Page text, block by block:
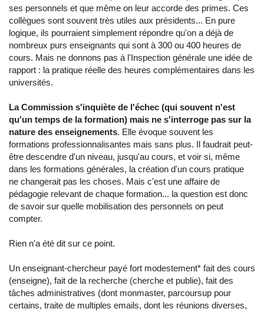
ses personnels et que même on leur accorde des primes. Ces
collègues sont souvent très utiles aux présidents... En pure
logique, ils pourraient simplement répondre qu'on a déjà de
nombreux purs enseignants qui sont à 300 ou 400 heures de
cours. Mais ne donnons pas à l'Inspection générale une idée de
rapport : la pratique réelle des heures complémentaires dans les
universités.
La Commission s'inquiète de l'échec (qui souvent n'est
qu'un temps de la formation) mais ne s'interroge pas sur la
nature des enseignements. Elle évoque souvent les
formations professionnalisantes mais sans plus. Il faudrait peut-
être descendre d'un niveau, jusqu'au cours, et voir si, même
dans les formations générales, la création d'un cours pratique
ne changerait pas les choses. Mais c'est une affaire de
pédagogie relevant de chaque formation... la question est donc
de savoir sur quelle mobilisation des personnels on peut
compter.
Rien n'a été dit sur ce point.
Un enseignant-chercheur payé fort modestement* fait des cours
(enseigne), fait de la recherche (cherche et publie), fait des
tâches administratives (dont monmaster, parcoursup pour
certains, traite de multiples emails, dont les réunions diverses,